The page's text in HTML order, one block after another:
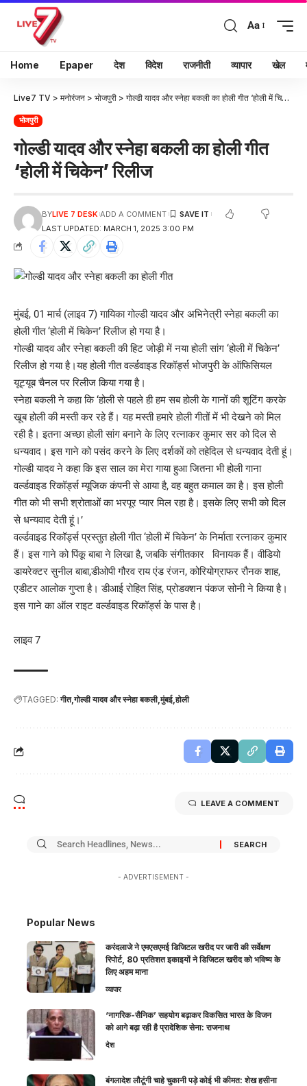
Aa
Home Epaper देश विदेश राजनीती व्यापार खेल
Live7 TV > मनोरंजन > भोजपुरी > गोल्डी यादव और स्नेहा बकली का होली गीत ‘होली में चिकेन’ रिलीज
भोजपुरी
गोल्डी यादव और स्नेहा बकली का होली गीत
‘होली में चिकेन’ रिलीज
LAST UPDATED: MARCH 1, 2025 3:00 PM
BYLIVE 7 DESK ADD A COMMENT
मुंबई, 01 मार्च (लाइव 7) गायिका गोल्डी यादव और अभिनेत्री स्नेहा बकली का
होली गीत ‘होली में चिकेन’ रिलीज हो गया है।
गोल्डी यादव और स्नेहा बकली की हिट जोड़ी में नया होली सांग ‘होली में चिकेन’
रिलीज हो गया है।यह होली गीत वर्ल्डवाइड रिकॉर्ड्स भोजपुरी के ऑफिसियल
यूट्यूब चैनल पर रिलीज किया गया है।
स्नेहा बकली ने कहा कि ‘होली से पहले ही हम सब होली के गानों की शूटिंग करके
खूब होली की मस्ती कर रहे हैं। यह मस्ती हमारे होली गीतों में भी देखने को मिल
रही है। इतना अच्छा होली सांग बनाने के लिए रत्नाकर कुमार सर को दिल से
धन्यवाद। इस गाने को पसंद करने के लिए दर्शकों को तहेदिल से धन्यवाद देती हूं।
गोल्डी यादव ने कहा कि इस साल का मेरा गाया हुआ जितना भी होली गाना
वर्ल्डवाइड रिकॉर्ड्स म्यूजिक कंपनी से आया है, वह बहुत कमाल का है। इस होली
गीत को भी सभी श्रोताओं का भरपूर प्यार मिल रहा है। इसके लिए सभी को दिल
से धन्यवाद देती हूं।’
वर्ल्डवाइड रिकॉर्ड्स प्रस्तुत होली गीत ‘होली में चिकेन’ के निर्माता रत्नाकर कुमार
हैं। इस गाने को पिंकू बाबा ने लिखा है, जबकि संगीतकार विनायक हैं। वीडियो
डायरेक्टर सुनील बाबा,डीओपी गौरव राय एंड रंजन, कोरियोग्राफर रौनक शाह,
एडीटर आलोक गुप्ता है। डीआई रोहित सिंह, प्रोडक्शन पंकज सोनी ने किया है।
इस गाने का ऑल राइट वर्ल्डवाइड रिकॉर्ड्स के पास है।
लाइव 7
TAGGED: गीत गोल्डी यादव और स्नेहा बकली मुंबई होली
LEAVE A COMMENT
- ADVERTISEMENT -
Popular News
करंदलाजे ने एमएसएमई डिजिटल खरीद पर जारी की सर्वेक्षण
रिपोर्ट, 80 प्रतिशत इकाइयों ने डिजिटल खरीद को भविष्य के
लिए अहम माना
व्यापार
‘नागरिक-सैनिक’ सहयोग बढ़ाकर विकसित भारत के विजन
को आगे बढ़ा रही है प्रादेशिक सेना: राजनाथ
देश
बंगलादेश लौटूंगी चाहे चुकानी पड़े कोई भी कीमत: शेख हसीना